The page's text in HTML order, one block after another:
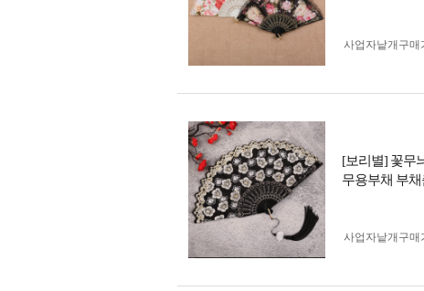
사업자 낱개구매
[보리별] 꽃무
무용부채 부
사업자 낱개구매